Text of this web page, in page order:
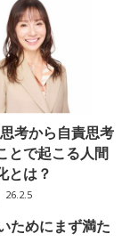
考から自責思考
とで起こる人間
とは？
| 26.2.5
ためにまず満た